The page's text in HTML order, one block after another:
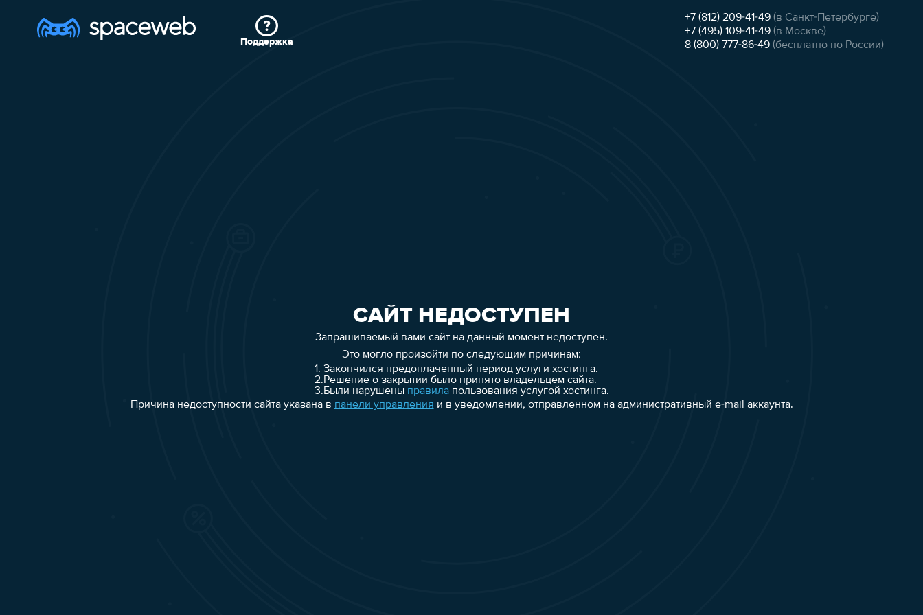
Поддержка
+7 (812) 209-41-49 (в Санкт-Петербурге)
+7 (495) 109-41-49 (в Москве)
8 (800) 777-86-49 (бесплатно по России)
САЙТ НЕДОСТУПЕН
Запрашиваемый вами сайт на данный момент недоступен.
Это могло произойти по следующим причинам:
1. Закончился предоплаченный период услуги хостинга.
2.Решение о закрытии было принято владельцем сайта.
3.Были нарушены правилапользования услугой хостинга.
Причина недоступности сайта указана в панели управления и в уведомлении, отправленном на административный e-mail аккаунта.